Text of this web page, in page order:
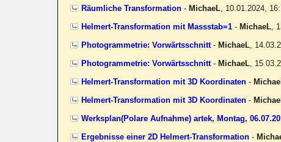
Räumliche Transformation - MichaeL 10.01.2024,
Helmert-Transformation mit Massstab=1 - MichaeL
Photogrammetrie: Vorwärtsschnitt- MichaeL
Photogrammetrie: Vorwärtsschnitt- MichaeL
Helmert-Transformation mit 3D Koordinaten -
Helmert-Transformation mit 3D Koordinaten -
Werksplan(Polare Aufnahme) artek, Montag,
Ergebnisse einer 2D Helmert-Transformation -